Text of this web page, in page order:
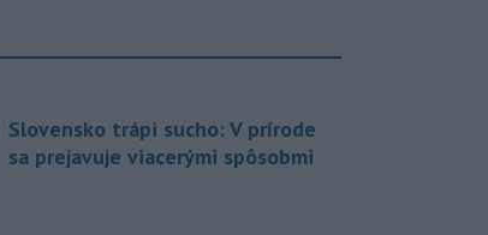
Slovensko trápi sucho: V prírode
sa prejavuje viacerými spôsobmi